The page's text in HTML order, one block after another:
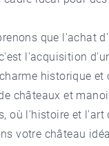
que l'achat
l'acquisition
historique et
châteaux et
où l'histoire et
votre château